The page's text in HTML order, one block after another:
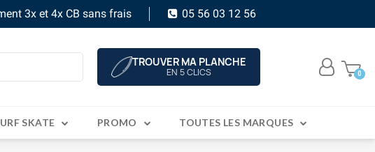
3x et 4x CB sans frais 05 56 03 12 56
TROUVER MA PLANCHE
EN 5 CLICS
SKATE PROMO TOUTES LES MARQUES